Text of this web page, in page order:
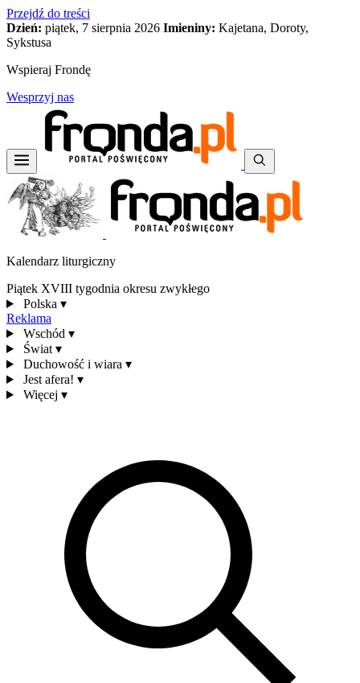
Przejdź do treści
Dzień: piątek, 7 sierpnia 2026 Imieniny: Kajetana, Doroty,
Sykstusa
Wspieraj Frondę
Wesprzyj nas
Kalendarz liturgiczny
Piątek XVIII tygodnia okresu zwykłego
Polska ▾
Reklama
Wschód ▾
Świat ▾
Duchowość i wiara ▾
Jest afera! ▾
Więcej ▾